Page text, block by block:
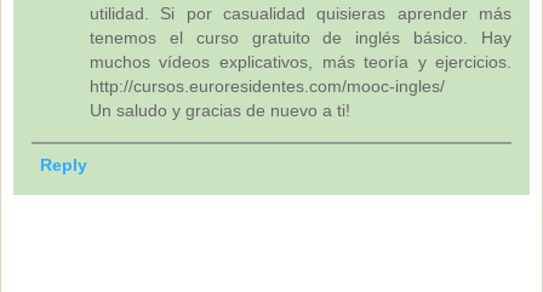
utilidad. Si por casualidad quisieras aprender más
tenemos el curso gratuito de inglés básico. Hay
muchos vídeos explicativos, más teoría y ejercicios.
http://cursos.euroresidentes.com/mooc-ingles/
Un saludo y gracias de nuevo a ti!
Reply